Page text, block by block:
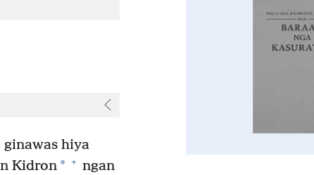
hiya
Kidron* + ngan